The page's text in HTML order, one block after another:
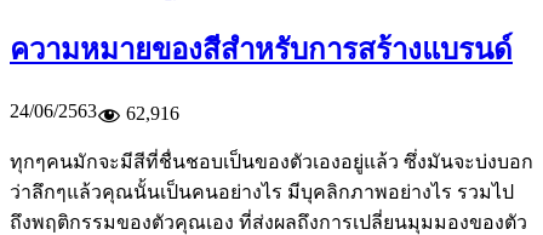
ความหมายของสีสำหรับการสร้างแบรนด์
24/06/2563 62,916
ทุกๆคนมักจะมีสีที่ชื่นชอบเป็นของตัวเองอยู่แล้ว ซึ่งมันจะบ่งบอก
ว่าลึกๆแล้วคุณนั้นเป็นคนอย่างไร มีบุคลิกภาพอย่างไร รวมไป
ถึงพฤติกรรมของตัวคุณเอง ที่ส่งผลถึงการเปลี่ยนมุมมองของตัว